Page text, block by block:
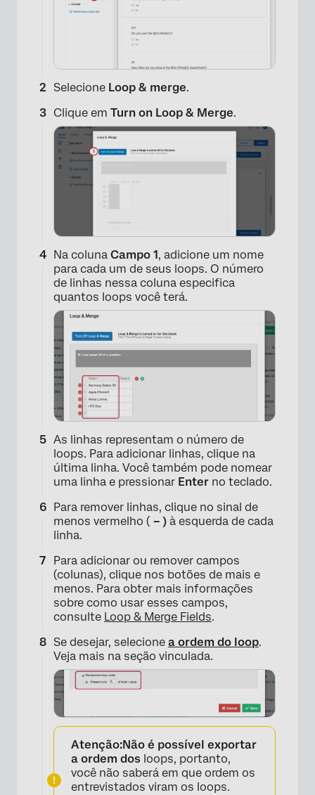
×
×
Selecione Loop & merge.
Clique em Turn on Loop & Merge.
Na coluna Campo 1 , adicione um nome
para cada um de seus loops. O número
de linhas nessa coluna especifica
quantos loops você terá.
As linhas representam o número de
loops. Para adicionar linhas, clique na
última linha. Você também pode nomear
uma linha e pressionar Enter no teclado.
Para remover linhas, clique no sinal de
menos vermelho ( – ) à esquerda de cada
linha.
Para adicionar ou remover campos
(colunas), clique nos botões de mais e
menos. Para obter mais informações
sobre como usar esses campos,
consulte Loop & Merge Fields.
Se desejar, selecione a ordem do loop.
Veja mais na seção vinculada.
Atenção:Não é possível exportar
a ordem dos loops, portanto,
você não saberá em que ordem os
entrevistados viram os loops.